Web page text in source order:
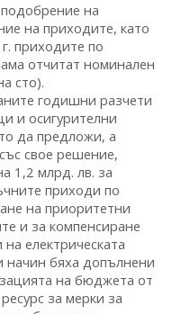
на
на приходите, като
приходите по
отчитат номинален
сто).
годишни разчети
и осигурителни
да предложи, а
свое решение,
1,2 млрд. лв. за
приходи по
на приоритетни
и за компенсиране
електрическата
начин бяха допълнени
на бюджета от
за мерки за